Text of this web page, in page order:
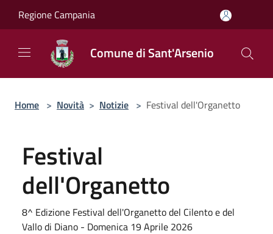
Regione Campania
Comune di Sant'Arsenio
Home > Novità > Notizie > Festival dell'Organetto
Festival
dell'Organetto
8^ Edizione Festival dell'Organetto del Cilento e del
Vallo di Diano - Domenica 19 Aprile 2026